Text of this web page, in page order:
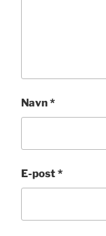
Navn*
E-post*